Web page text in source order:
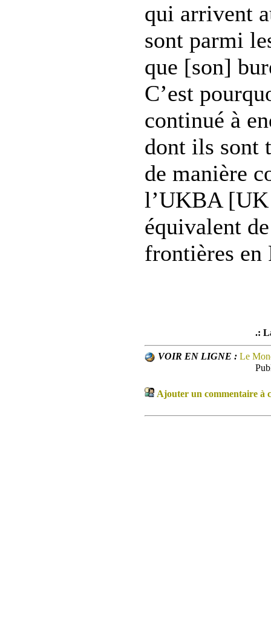
qui arrivent
sont parmi
que [son]
C’est
continué à
dont ils sont
de manière
l’UKBA [UK
équivalent
frontières en
.:
VOIR EN LIGNE : Le
Ajouter un commentaire à